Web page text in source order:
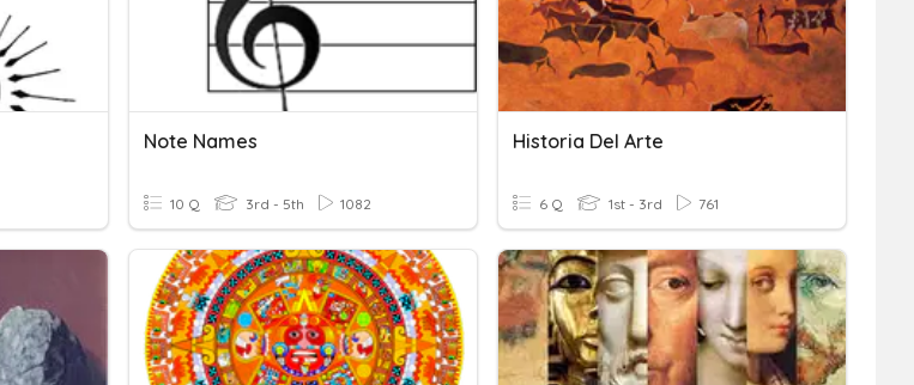
Note Names
10 Q 3rd - 5th 1082
Historia Del Arte
6 Q 1st - 3rd 761